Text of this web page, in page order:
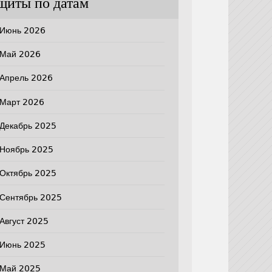
по датам
Июнь 2026
Май 2026
Апрель 2026
Март 2026
Декабрь 2025
Ноябрь 2025
Октябрь 2025
Сентябрь 2025
Август 2025
Июнь 2025
Май 2025